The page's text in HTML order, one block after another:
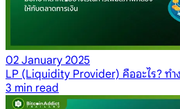
02 January 2025
LP (Liquidity Provider) คืออะไร? ทำง
3 min read